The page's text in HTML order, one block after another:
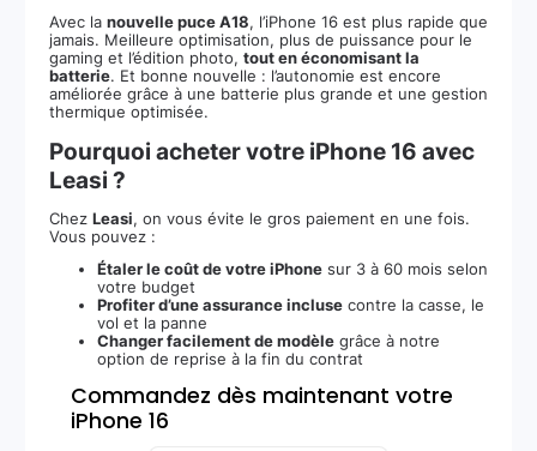
Avec la nouvelle puce A18, l’iPhone 16 est plus rapide que
jamais. Meilleure optimisation, plus de puissance pour le
gaming et l’édition photo, tout en économisant la
batterie. Et bonne nouvelle : l’autonomie est encore
améliorée grâce à une batterie plus grande et une gestion
thermique optimisée.
Pourquoi acheter votre iPhone 16 avec
Leasi ?
Chez Leasi, on vous évite le gros paiement en une fois.
Vous pouvez :
Étaler le coût de votre iPhonesur 3 à 60 mois selon
votre budget
Profiter d’une assurance inclusecontre la casse, le
vol et la panne
Changer facilement de modèlegrâce à notre
option de reprise à la fin du contrat
Commandez dès maintenant votre
iPhone 16